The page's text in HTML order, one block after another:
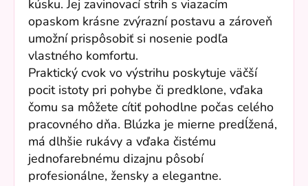
kúsku. Jej zavinovací strih s viazacím
opaskom krásne zvýrazní postavu a zároveň
umožní prispôsobiť si nosenie podľa
vlastného komfortu.
Praktický cvok vo výstrihu poskytuje väčší
pocit istoty pri pohybe či predklone, vďaka
čomu sa môžete cítiť pohodlne počas celého
pracovného dňa. Blúzka je mierne predĺžená,
má dlhšie rukávy a vďaka čistému
jednofarebnému dizajnu pôsobí
profesionálne, žensky a elegantne.